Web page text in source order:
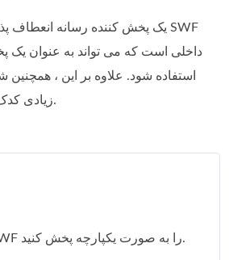
داخلی است که می تواند به عنوان یک
زیادی کدک تصویری و صوتی است.
پرونده های SWF را به صورت یکپارچه پخش کنید.